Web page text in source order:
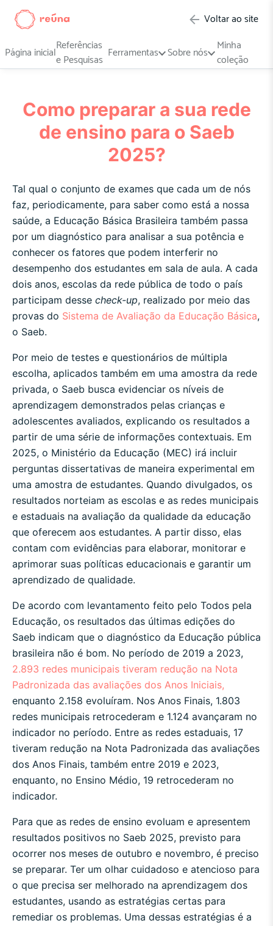
Voltar ao site
Página inicialReferências
e Pesquisas Ferramentas Sobre nós
Minha
coleção
Como preparar a sua rede
de ensino para o Saeb
2025?
Tal qual o conjunto de exames que cada um de nós
faz, periodicamente, para saber como está a nossa
saúde, a Educação Básica Brasileira também passa
por um diagnóstico para analisar a sua potência e
conhecer os fatores que podem interferir no
desempenho dos estudantes em sala de aula. A cada
dois anos, escolas da rede pública de todo o país
participam desse check-up, realizado por meio das
provas do Sistema de Avaliação da Educação Básica,
o Saeb.
Por meio de testes e questionários de múltipla
escolha, aplicados também em uma amostra da rede
privada, o Saeb busca evidenciar os níveis de
aprendizagem demonstrados pelas crianças e
adolescentes avaliados, explicando os resultados a
partir de uma série de informações contextuais. Em
2025, o Ministério da Educação (MEC) irá incluir
perguntas dissertativas de maneira experimental em
uma amostra de estudantes. Quando divulgados, os
resultados norteiam as escolas e as redes municipais
e estaduais na avaliação da qualidade da educação
que oferecem aos estudantes. A partir disso, elas
contam com evidências para elaborar, monitorar e
aprimorar suas políticas educacionais e garantir um
aprendizado de qualidade.
De acordo com levantamento feito pelo Todos pela
Educação, os resultados das últimas edições do
Saeb indicam que o diagnóstico da Educação pública
brasileira não é bom. No período de 2019 a 2023,
2.893 redes municipais tiveram redução na Nota
Padronizada das avaliações dos Anos Iniciais,
enquanto 2.158 evoluíram. Nos Anos Finais, 1.803
redes municipais retrocederam e 1.124 avançaram no
indicador no período. Entre as redes estaduais, 17
tiveram redução na Nota Padronizada das avaliações
dos Anos Finais, também entre 2019 e 2023,
enquanto, no Ensino Médio, 19 retrocederam no
indicador.
Para que as redes de ensino evoluam e apresentem
resultados positivos no Saeb 2025, previsto para
ocorrer nos meses de outubro e novembro, é preciso
se preparar. Ter um olhar cuidadoso e atencioso para
o que precisa ser melhorado na aprendizagem dos
estudantes, usando as estratégias certas para
remediar os problemas. Uma dessas estratégias é a